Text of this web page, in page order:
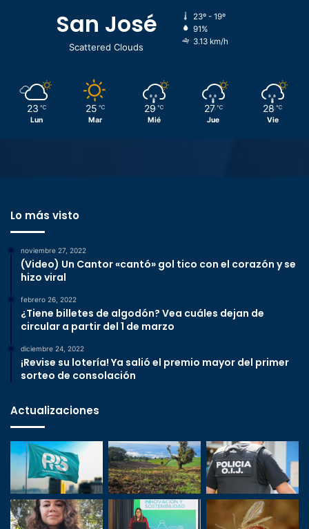
San José
Scattered Clouds
23º - 19º
91%
3.13 km/h
23 ℃
Lun
25 ℃
Mar
29 ℃
Mié
27 ℃
Jue
28 ℃
Vie
Lo más visto
noviembre 27, 2022
(Video) Un Cantor «cantó» gol tico con el corazón y se
hizo viral
febrero 26, 2022
¿Tiene billetes de algodón? Vea cuáles dejan de
circular a partir del 1 de marzo
diciembre 24, 2022
¡Revise su lotería! Ya salió el premio mayor del primer
sorteo de consolación
Actualizaciones